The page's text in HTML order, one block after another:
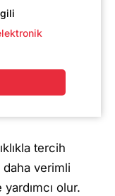
tercih
daha verimli
olur.